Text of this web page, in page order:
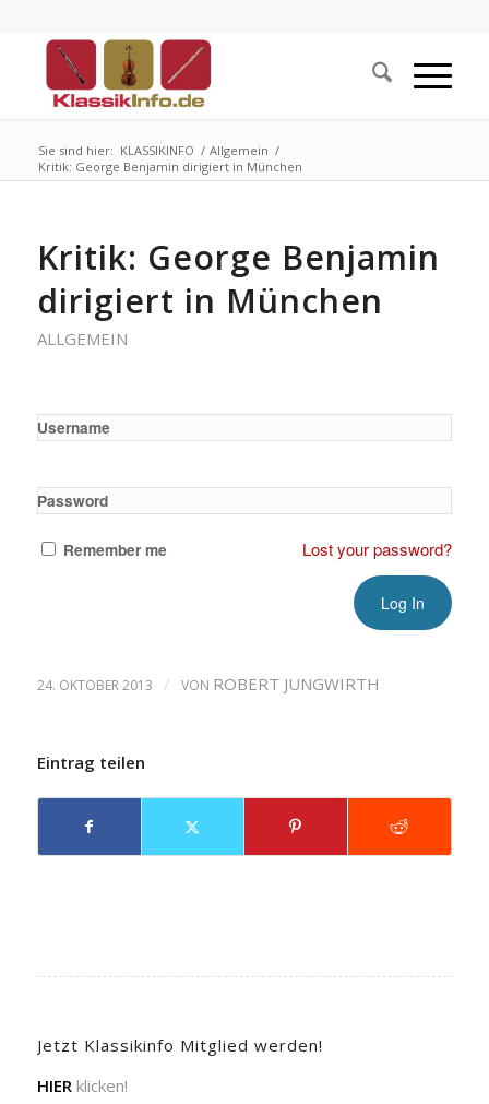
Sie sind hier: KLASSIKINFO / Allgemein /
Kritik: George Benjamin dirigiert in München
Kritik: George Benjamin
dirigiert in München
ALLGEMEIN
Username
Password
Remember me Lost your password?
24. OKTOBER 2013 / VON ROBERT JUNGWIRTH
Eintrag teilen
Jetzt Klassikinfo Mitglied werden!
HIER klicken!